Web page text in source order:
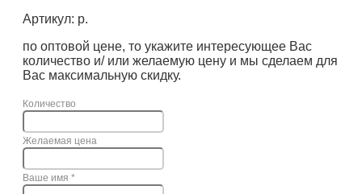
Артикул: р.
по оптовой цене, то укажите интересующее Вас
количество и/ или желаемую цену и мы сделаем для
Вас максимальную скидку.
Количество
Желаемая цена
Ваше имя *